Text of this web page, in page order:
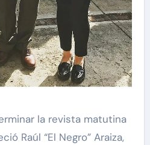
la revista matutina
Raúl “El Negro” Araiza,